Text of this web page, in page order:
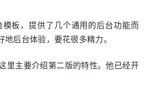
板，提供了几个通用的后台功能而
后台体验，要花很多精力。
里主要介绍第二版的特性。他已经开